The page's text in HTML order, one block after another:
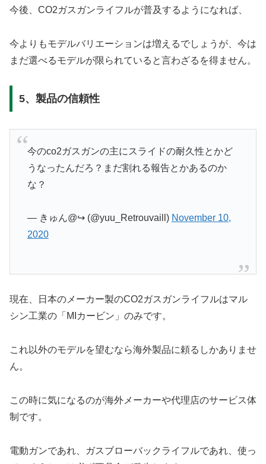
今後、CO2ガスガンライフルが普及するようになれば、
今よりもモデルバリエーションは増えるでしょうが、今は
まだ選べるモデルが限られていると言わざるを得ません。
5、製品の信頼性
今のco2ガスガンの主にスライドの耐久性とかど
うなったんだろ？まだ割れる報告とかあるのか
な？
— きゅん@↪︎ (@yuu_Retrouvaill) November 10,
2020
現在、日本のメーカー製のCO2ガスガンライフルはマル
シン工業の「MIカービン」のみです。
これ以外のモデルを望むなら海外製品に頼るしかありませ
ん。
この時に気になるのが海外メーカーや代理店のサービス体
制です。
電動ガンであれ、ガスブローバックライフルであれ、使っ